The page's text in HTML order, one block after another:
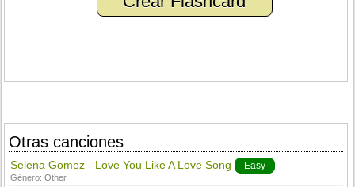
Otras canciones
Selena Gomez - Love You Like A Love Song Easy
Género:Other